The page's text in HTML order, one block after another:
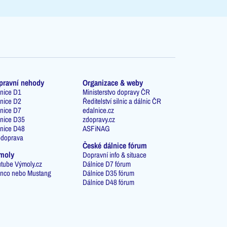
nehody
D1
D2
D7
D35
D48
Výmoly.cz
nebo Mustang
Organizace & weby
Ministerstvo dopravy ČR
Ředitelství silnic a dálnic ČR
edalnice.cz
zdopravy.cz
ASFiNAG
České dálnice fórum
Dopravní info & situace
Dálnice D7 fórum
Dálnice D35 fórum
Dálnice D48 fórum